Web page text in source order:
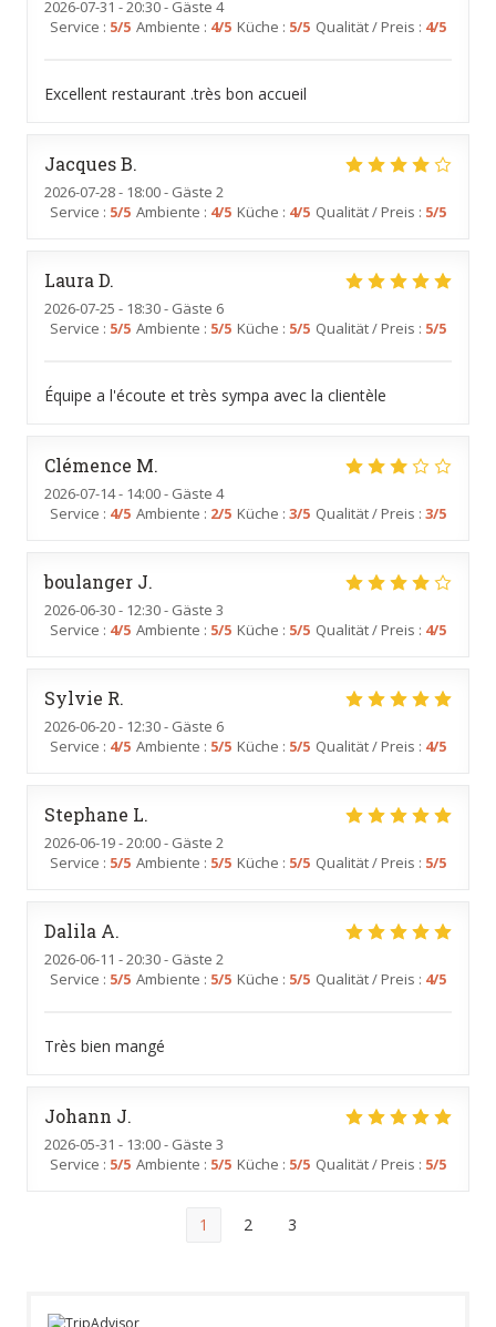
2026-07-31 - 20:30 - Gäste 4
Service : 5/5 Ambiente : 4/5 Küche : 5/5 Qualität / Preis : 4/5
Excellent restaurant .très bon accueil
JacquesB
2026-07-28- 18:00 - Gäste 2
Service : 5/5 Ambiente : 4/5 Küche : 4/5 Qualität / Preis : 5/5
Laura D
2026-07-25 - 18:30 - Gäste 6
Service : 5/5 Ambiente : 5/5 Küche : 5/5 Qualität / Preis : 5/5
Équipe a l'écoute et très sympa avec la clientèle
Clémence M
2026-07-14- 14:00 - Gäste 4
Service : 4/5 Ambiente : 2/5 Küche : 3/5 Qualität / Preis : 3/5
boulanger J
2026-06-30- 12:30 - Gäste 3
Service : 4/5 Ambiente : 5/5 Küche : 5/5 Qualität / Preis : 4/5
Sylvie R
2026-06-20- 12:30 - Gäste 6
Service : 4/5 Ambiente : 5/5 Küche : 5/5 Qualität / Preis : 4/5
Stephane L
2026-06-19- 20:00 - Gäste 2
Service : 5/5 Ambiente : 5/5 Küche : 5/5 Qualität / Preis : 5/5
Dalila A
2026-06-11 - 20:30 - Gäste 2
Service : 5/5 Ambiente : 5/5 Küche : 5/5 Qualität / Preis : 4/5
Très bien mangé
Johann J
2026-05-31 - 13:00 - Gäste 3
Service : 5/5 Ambiente : 5/5 Küche : 5/5 Qualität / Preis : 5/5
1 2 3